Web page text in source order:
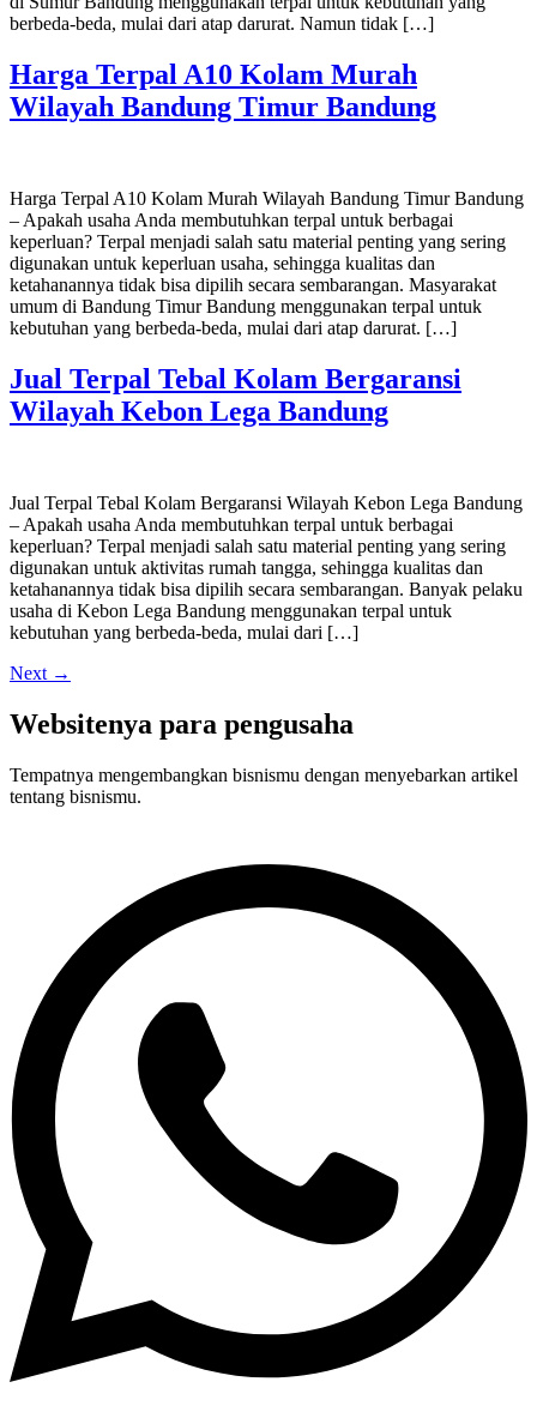
berbeda-beda, mulai dari atap darurat. Namun tidak […]
Harga Terpal A10 Kolam Murah
Wilayah Bandung Timur Bandung
Harga Terpal A10 Kolam Murah Wilayah Bandung Timur Bandung
– Apakah usaha Anda membutuhkan terpal untuk berbagai
keperluan? Terpal menjadi salah satu material penting yang sering
digunakan untuk keperluan usaha, sehingga kualitas dan
ketahanannya tidak bisa dipilih secara sembarangan. Masyarakat
umum di Bandung Timur Bandung menggunakan terpal untuk
kebutuhan yang berbeda-beda, mulai dari atap darurat. […]
Jual Terpal Tebal Kolam Bergaransi
Wilayah Kebon Lega Bandung
Jual Terpal Tebal Kolam Bergaransi Wilayah Kebon Lega Bandung
– Apakah usaha Anda membutuhkan terpal untuk berbagai
keperluan? Terpal menjadi salah satu material penting yang sering
digunakan untuk aktivitas rumah tangga, sehingga kualitas dan
ketahanannya tidak bisa dipilih secara sembarangan. Banyak pelaku
usaha di Kebon Lega Bandung menggunakan terpal untuk
kebutuhan yang berbeda-beda, mulai dari […]
Next →
Websitenya para pengusaha
Tempatnya mengembangkan bisnismu dengan menyebarkan artikel
tentang bisnismu.